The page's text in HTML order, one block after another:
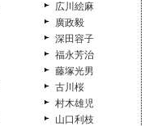
広川絵麻
廣政毅
深田容子
福永芳治
藤塚光男
古川桜
村木雄児
山口利枝